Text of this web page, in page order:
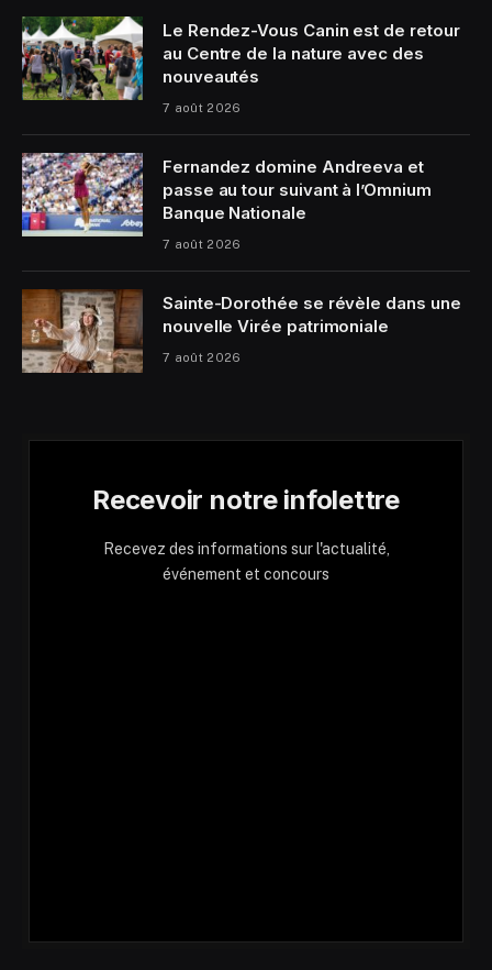
Le Rendez-Vous Canin est de retour
au Centre de la nature avec des
nouveautés
7 août 2026
Fernandez domine Andreeva et
passe au tour suivant à l’Omnium
Banque Nationale
7 août 2026
Sainte-Dorothée se révèle dans une
nouvelle Virée patrimoniale
7 août 2026
Recevoir notre infolettre
Recevez des informations sur l'actualité,
événement et concours